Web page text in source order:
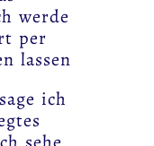
werde
per
lassen
ich